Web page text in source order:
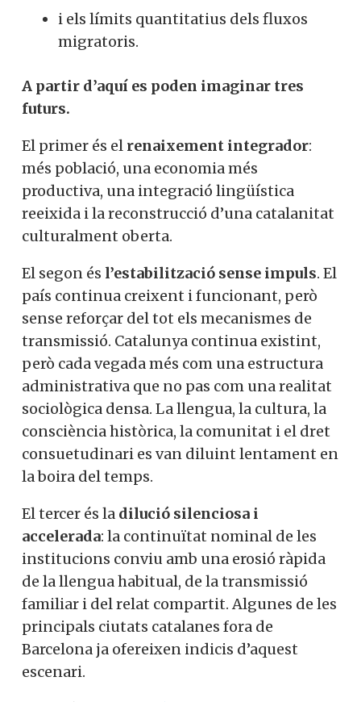
i els límits quantitatius dels fluxos
migratoris.
A partir d’aquí es poden imaginar tres
futurs.
El primer és el renaixement integrador:
més població, una economia més
productiva, una integració lingüística
reeixida i la reconstrucció d’una catalanitat
culturalment oberta.
El segon és l’estabilització sense impuls. El
país continua creixent i funcionant, però
sense reforçar del tot els mecanismes de
transmissió. Catalunya continua existint,
però cada vegada més com una estructura
administrativa que no pas com una realitat
sociològica densa. La llengua, la cultura, la
consciència històrica, la comunitat i el dret
consuetudinari es van diluint lentament en
la boira del temps.
El tercer és la dilució silenciosa i
accelerada: la continuïtat nominal de les
institucions conviu amb una erosió ràpida
de la llengua habitual, de la transmissió
familiar i del relat compartit. Algunes de les
principals ciutats catalanes fora de
Barcelona ja ofereixen indicis d’aquest
escenari.